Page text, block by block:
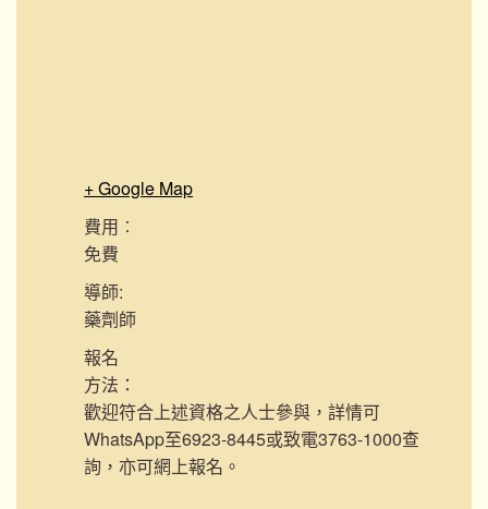
+ Google Map
費用︰
免費
導師:
藥劑師
報名
方法：
歡迎符合上述資格之人士參與，詳情可
WhatsApp至6923-8445或致電3763-1000查
詢，亦可網上報名。